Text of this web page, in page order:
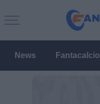
News Fantacalcio